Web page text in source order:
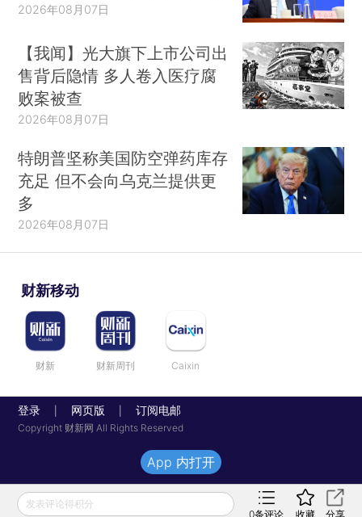
2026年08月07日
【我闻】光大旗下上市公司出
售背后隐情 多人卷入医疗腐
败案被查
2026年08月07日
特朗普坚称美国防空弹药库存
充足 但不会向乌克兰提供更
多
2026年08月07日
财新移动
财新 财新周刊 Caixin
登录 网页版 订阅电邮
Copyright 财新网 All Rights Reserved
发表评论得积分
0条评论 收藏 分享
App 内打开